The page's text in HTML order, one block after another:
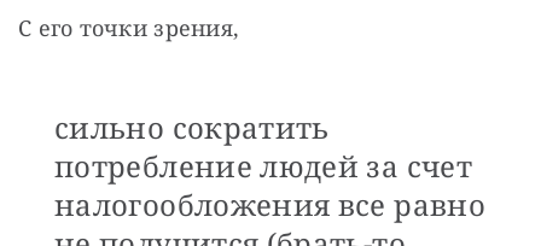
С его точки зрения,
сильно сократить
потребление людей за счет
налогообложения все равно